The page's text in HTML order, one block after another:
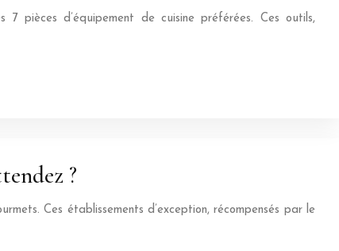
pièces d’équipement de cuisine préférées. Ces outils,
?
Ces établissements d’exception, récompensés par le